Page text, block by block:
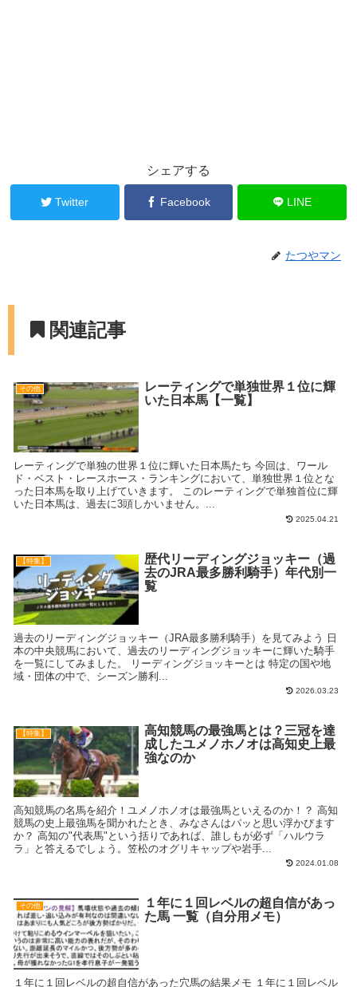
シェアする
Twitter Facebook LINE
たつやマン
関連記事
その他
レーティングで単独世界１位に輝
いた日本馬【一覧】
レーティングで単独の世界１位に輝いた日本馬たち 今回は、ワール
ド・ベスト・レースホース・ランキングにおいて、単独世界１位とな
った日本馬を取り上げていきます。 このレーティングで単独首位に輝
いた日本馬は、過去に3頭しかいません。...
2025.04.21
【特集】
歴代リーディングジョッキー（過
去のJRA最多勝利騎手）年代別一
覧
過去のリーディングジョッキー（JRA最多勝利騎手）を見てみよう 日
本の中央競馬において、過去のリーディングジョッキーに輝いた騎手
を一覧にしてみました。 リーディングジョッキーとは 特定の国や地
域・団体の中で、シーズン勝利...
2026.03.23
【特集】
高知競馬の最強馬とは？三冠を達
成したユメノホノオは高知史上最
強なのか
高知競馬の名馬を紹介！ユメノホノオは最強馬といえるのか！？ 高知
競馬の史上最強馬を聞かれたとき、みなさんはパッと思い浮かびます
か？ 高知の"代表馬"という括りであれば、誰しもが必ず「ハルウラ
ラ」と答えるでしょう。笠松のオグリキャップや岩手...
2024.01.08
その他
１年に１回レベルの超自信があっ
た馬 一覧（自分用メモ）
１年に１回レベルの超自信があった穴馬の結果メモ １年に１回レベル